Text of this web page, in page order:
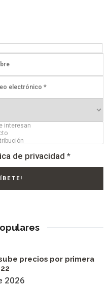
de privacidad *
precios por primera
2026